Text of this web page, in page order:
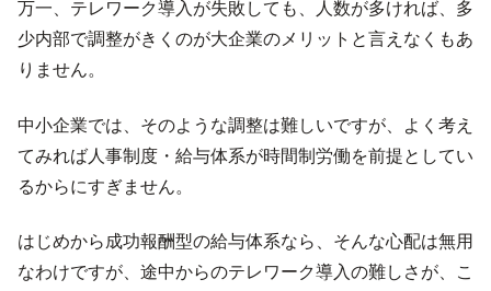
万一、テレワーク導入が失敗しても、人数が多ければ、多
少内部で調整がきくのが大企業のメリットと言えなくもあ
りません。
中小企業では、そのような調整は難しいですが、よく考え
てみれば人事制度・給与体系が時間制労働を前提としてい
るからにすぎません。
はじめから成功報酬型の給与体系なら、そんな心配は無用
なわけですが、途中からのテレワーク導入の難しさが、こ